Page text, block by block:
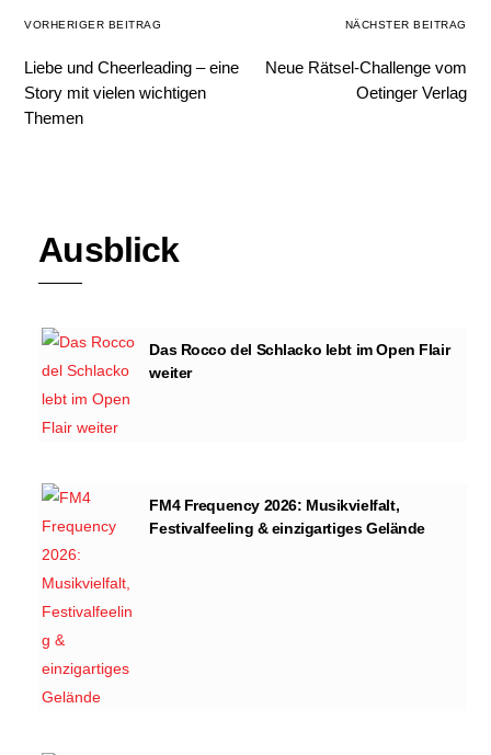
VORHERIGER BEITRAG
Liebe und Cheerleading – eine
Story mit vielen wichtigen
Themen
NÄCHSTER BEITRAG
Neue Rätsel-Challenge vom
Oetinger Verlag
Ausblick
Das Rocco del Schlacko lebt im Open Flair
weiter
FM4 Frequency 2026: Musikvielfalt,
Festivalfeeling & einzigartiges Gelände